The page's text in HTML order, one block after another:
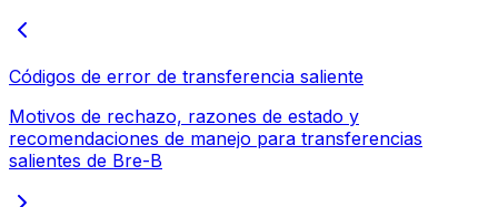
Códigos de error de transferencia saliente
Motivos de rechazo, razones de estado y
recomendaciones de manejo para transferencias
salientes de Bre-B